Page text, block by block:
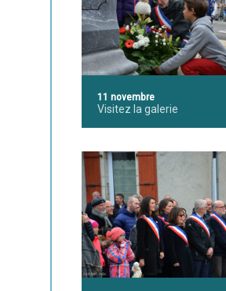
11 novembre
Visitez la galerie